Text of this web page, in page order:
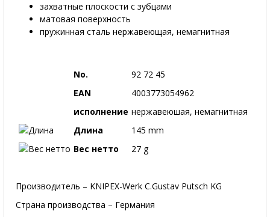
захватные плоскости с зубцами
матовая поверхность
пружинная сталь нержавеющая, немагнитная
No.
92 72 45
EAN
4003773054962
исполнение нержавеюшая, немагнитная
Длина
145 mm
Вес нетто
27 g
Производитель – KNIPEX-Werk C.Gustav Putsch KG
Страна производства – Германия